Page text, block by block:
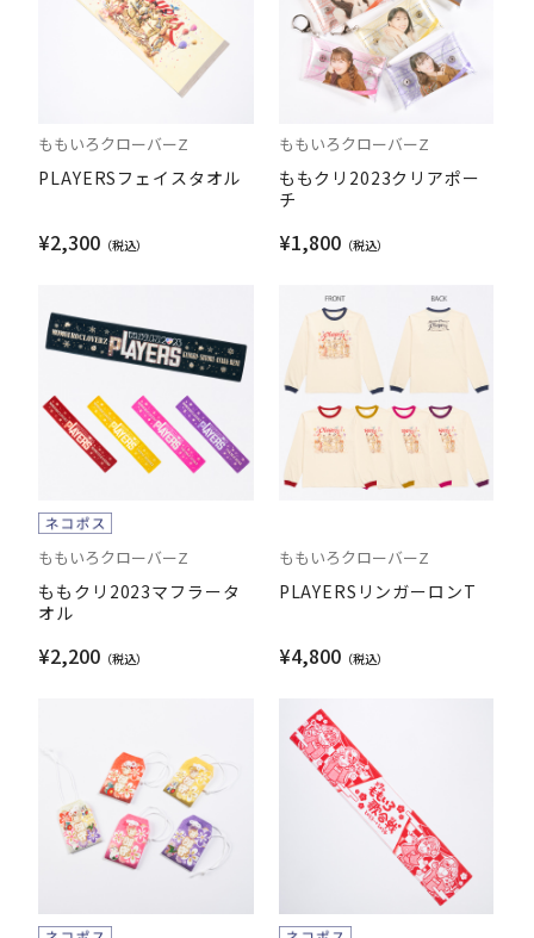
ももいろクローバーZ
PLAYERSフェイスタオル
¥2,300
ももいろクローバーZ
ももクリ2023クリアポー
チ
¥1,800
ももいろクローバーZ
ももクリ2023マフラータ
オル
¥2,200
ももいろクローバーZ
PLAYERSリンガーロンT
¥4,800